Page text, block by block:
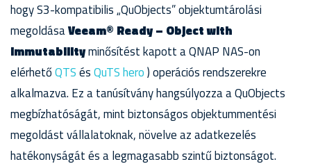
hogy S3-kompatibilis „QuObjects” objektumtárolási
megoldásaVeeam® Ready – Object with
Immutabilityminősítést kapott a QNAP NAS-on
elérhetőQTSésQuTS hero) operációs rendszerekre
alkalmazva. Ez a tanúsítvány hangsúlyozza a QuObjects
megbízhatóságát, mint biztonságos objektummentési
megoldást vállalatoknak, növelve az adatkezelés
hatékonyságát és a legmagasabb szintű biztonságot.